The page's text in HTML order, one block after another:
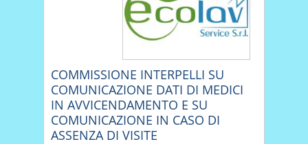
COMMISSIONE INTERPELLI SU
COMUNICAZIONE DATI DI MEDICI
IN AVVICENDAMENTO E SU
COMUNICAZIONE IN CASO DI
ASSENZA DI VISITE